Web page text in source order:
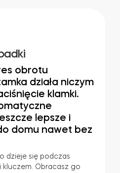
obrotu
działa niczym
klamki.
lepsze i
domu nawet bez
dzieje się podczas
kluczem. Obracasz go